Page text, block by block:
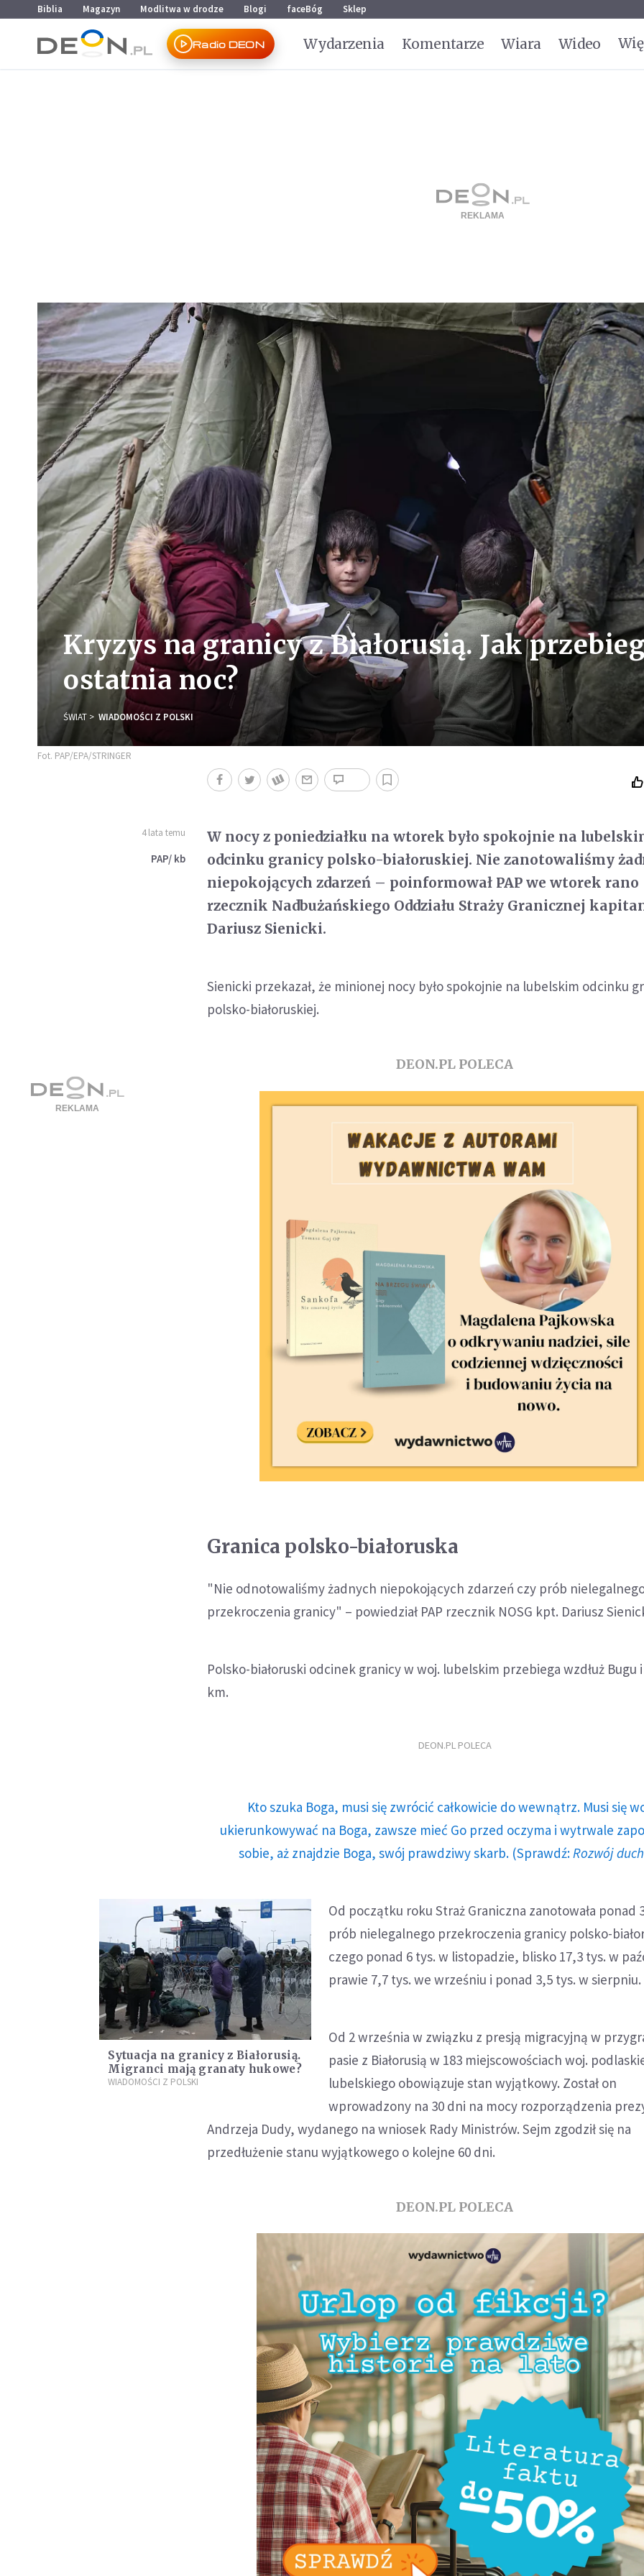
Przejdź do menu głównego
Przejdź do treści
Biblia Magazyn Modlitwa w drodze Blogi faceBóg Sklep
Radio DEON Wydarzenia Komentarze Wiara Wideo
Kryzys na granicy z Białorusią. Jak
ostatnia noc?
ŚWIAT WIADOMOŚCI Z POLSKI
Fot. PAP/EPA/STRINGER
4 lata temu
PAP/ kb
W nocy z poniedziałku na wtorek było spokojnie na
odcinku granicy polsko-białoruskiej. Nie zanotowaliśmy
niepokojących zdarzeń – poinformował PAP we wtorek rano
rzecznik Nadbużańskiego Oddziału Straży Granicznej
Dariusz Sienicki.
Sienicki przekazał, że minionej nocy było spokojnie na lubelskim odcinku
polsko-białoruskiej.
DEON.PL POLECA
Granica polsko-białoruska
"Nie odnotowaliśmy żadnych niepokojących zdarzeń czy prób
przekroczenia granicy" – powiedział PAP rzecznik NOSG kpt. Dariusz
Polsko-białoruski odcinek granicy w woj. lubelskim przebiega wzdłuż Bugu
km.
DEON.PL POLECA
Kto szuka Boga, musi się zwrócić całkowicie do wewnątrz. Musi się
ukierunkowywać na Boga, zawsze mieć Go przed oczyma i wytrwale
sobie, aż znajdzie Boga, swój prawdziwy skarb. (Sprawdź: Rozwój
Sytuacja na granicy z Białorusią.
Migranci mają granaty hukowe?
WIADOMOŚCI Z POLSKI
Od początku roku Straż Graniczna zanotowała ponad
prób nielegalnego przekroczenia granicy polsko-
czego ponad 6 tys. w listopadzie, blisko 17,3 tys. w
prawie 7,7 tys. we wrześniu i ponad 3,5 tys. w sierpniu.
Od 2 września w związku z presją migracyjną w
pasie z Białorusią w 183 miejscowościach woj.
lubelskiego obowiązuje stan wyjątkowy. Został on
wprowadzony na 30 dni na mocy rozporządzenia
Andrzeja Dudy, wydanego na wniosek Rady Ministrów. Sejm zgodził się na
przedłużenie stanu wyjątkowego o kolejne 60 dni.
DEON.PL POLECA